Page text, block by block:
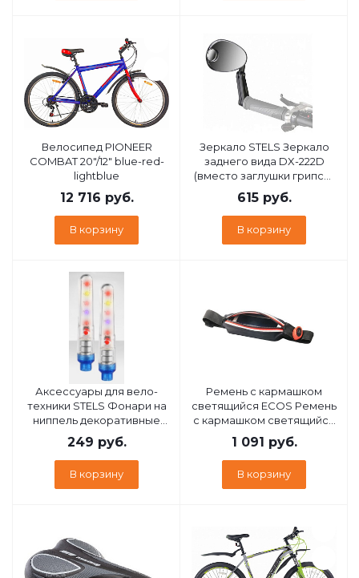
Велосипед PIONEER
COMBAT 20"/12" blue-red-
lightblue
12 716 руб.
В корзину
Зеркало STELS Зеркало
заднего вида DX-222D
(вместо заглушки грипсы,
доп. зерк.), пластиковое
черное 220005 LU021530
615руб.
В корзину
Аксессуары для вело-
техники STELS Фонари на
ниппель декоративные
JY-503C разноцветные 2
шт. 560062*LU045362
249 руб.
В корзину
Ремень с кармашком
светящийся ECOS Ремень
с кармашком светящийся
323473
1 091 руб.
В корзину